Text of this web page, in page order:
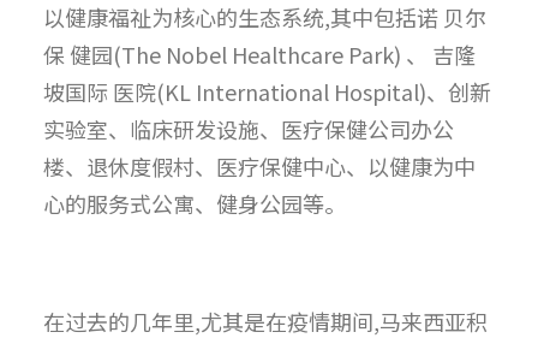
以健康福祉为核心的生态系统,其中包括诺 贝尔
保 健园(The Nobel Healthcare Park) 、 吉隆
坡国际 医院(KL International Hospital)、创新
实验室、临床研发设施、医疗保健公司办公
楼、退休度假村、医疗保健中心、以健康为中
心的服务式公寓、健身公园等。
在过去的几年里,尤其是在疫情期间,马来西亚积